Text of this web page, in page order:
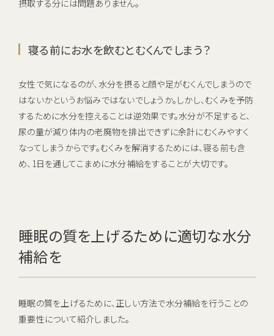
摂取する分には問題ありません。
寝る前にお水を飲むとむくんでしまう？
女性で気になるのが、水分を摂ると顔や足がむくんでしまうので
はないかというお悩みではないでしょうか。しかし、むくみを予防
するために水分を控えることは逆効果です。水分が不足すると、
尿の量が減り体内の老廃物を排出できずに余計にむくみやすく
なってしまうからです。むくみを解消するためには、寝る前も含
め、1日を通してこまめに水分補給をすることが大切です。
睡眠の質を上げるために適切な水分
補給を
睡眠の質を上げるために、正しい方法で水分補給を行うことの
重要性について紹介しました。